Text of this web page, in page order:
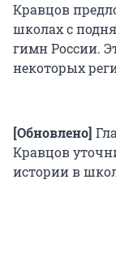
Кравцов
школах с
гимн России.
некоторых
[Обновлено]
Кравцов
истории в